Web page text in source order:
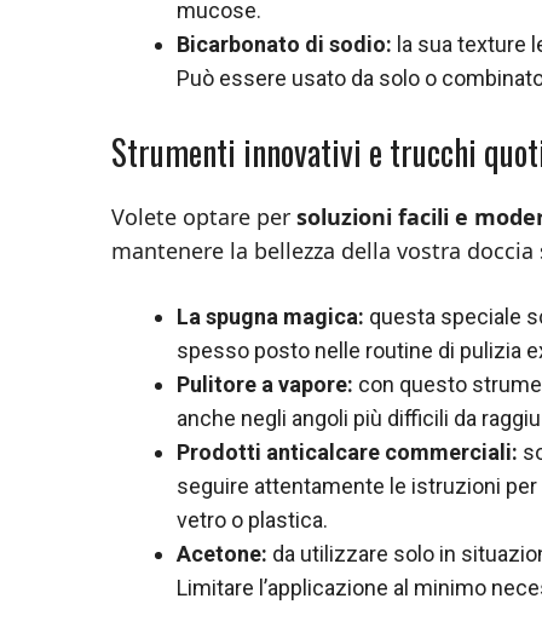
mucose.
Bicarbonato di sodio: la sua texture
Può essere usato da solo o
Strumenti innovativi e trucchi
Volete optare per soluzioni facili e
mantenere la bellezza della vostra doccia
La spugna magica: questa speciale
spesso posto nelle routine di pulizia
Pulitore a vapore: con questo
anche negli angoli più difficili da
Prodotti anticalcare commerciali:
seguire attentamente le istruzioni
vetro o plastica.
Acetone: da utilizzare solo in
Limitare l’applicazione al minimo